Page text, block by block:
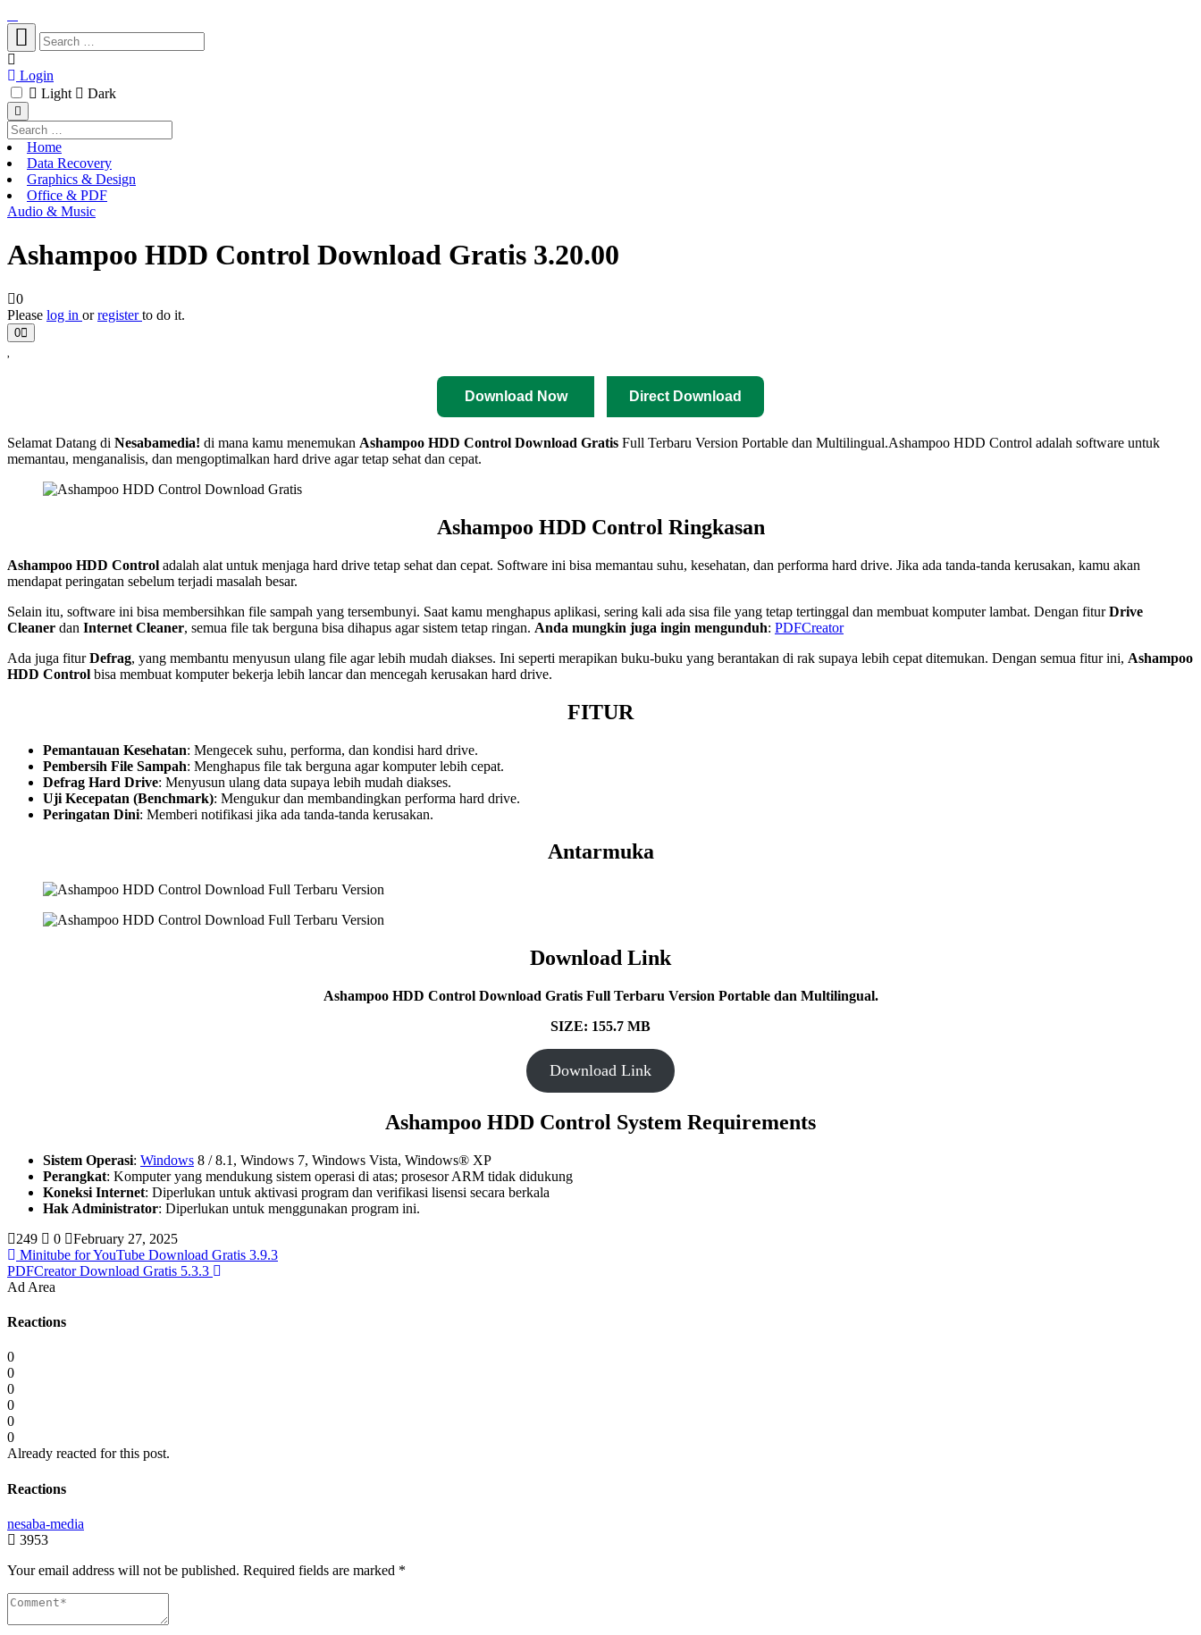
Login
Light
Dark
Home
Data Recovery
Graphics & Design
Office & PDF
Audio & Music
Ashampoo HDD Control Download Gratis 3.20.00
0
Please log in orregisterto do it.
0
Download Now Direct Download
Selamat Datang di Nesabamedia! di mana kamu menemukan Ashampoo HDD Control Download Gratis Full Terbaru Version Portable dan Multilingual.Ashampoo HDD Control adalah software untuk
memantau, menganalisis, dan mengoptimalkan hard drive agar tetap sehat dan cepat.
Ashampoo HDD Control Ringkasan
Ashampoo HDD Control adalah alat untuk menjaga hard drive tetap sehat dan cepat. Software ini bisa memantau suhu, kesehatan, dan performa hard drive. Jika ada tanda-tanda kerusakan, kamu akan
mendapat peringatan sebelum terjadi masalah besar.
Selain itu, software ini bisa membersihkan file sampah yang tersembunyi. Saat kamu menghapus aplikasi, sering kali ada sisa file yang tetap tertinggal dan membuat komputer lambat. Dengan fiturDrive
Cleaner dan Internet Cleaner, semua file tak berguna bisa dihapus agar sistem tetap ringan. Anda mungkin juga ingin mengunduh: PDFCreator
Ada juga fiturDefrag, yang membantu menyusun ulang file agar lebih mudah diakses. Ini seperti merapikan buku-buku yang berantakan di rak supaya lebih cepat ditemukan. Dengan semua fitur ini, Ashampoo
HDD Control bisa membuat komputer bekerja lebih lancar dan mencegah kerusakan hard drive.
FITUR
Pemantauan Kesehatan: Mengecek suhu, performa, dan kondisi hard drive.
Pembersih File Sampah: Menghapus file tak berguna agar komputer lebih cepat.
Defrag Hard Drive: Menyusun ulang data supaya lebih mudah diakses.
Uji Kecepatan (Benchmark): Mengukur dan membandingkan performa hard drive.
Peringatan Dini: Memberi notifikasi jika ada tanda-tanda kerusakan.
Antarmuka
Download Link
Ashampoo HDD Control Download Gratis Full Terbaru Version Portable dan Multilingual.
SIZE: 155.7 MB
Download Link
Ashampoo HDD Control System Requirements
Sistem Operasi: Windows 8 / 8.1, Windows 7, Windows Vista, Windows® XP
Perangkat: Komputer yang mendukung sistem operasi di atas; prosesor ARM tidak didukung
Koneksi Internet: Diperlukan untuk aktivasi program dan verifikasi lisensi secara berkala
Hak Administrator: Diperlukan untuk menggunakan program ini.
249
0
February 27, 2025
Minitube for YouTube Download Gratis 3.9.3
PDFCreator Download Gratis 5.3.3
Ad Area
Reactions
0
0
0
0
0
0
Already reacted for this post.
Reactions
nesaba-media
3953
Your email address will not be published. Required fields are marked *